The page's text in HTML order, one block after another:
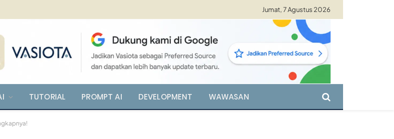
Jumat, 7 Agustus 2026
TUTORIAL PROMPT AI DEVELOPMENT WAWASAN